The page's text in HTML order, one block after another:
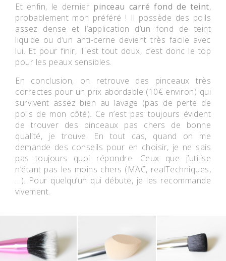
Et enfin, le dernier pinceau carré fond de teint,
probablement mon préféré ! Il possède des poils
assez dense et l’application d’un fond de teint
liquide ou d’un anti-cerne devient très facile avec
lui. Et pour finir, il est tout doux, c’est donc le top
pour les peaux sensibles.
En conclusion, on retrouve des pinceaux très
correctes pour un prix abordable (10€ environ) qui
survivent assez bien au lavage (pas de perte de
poils de mon côté). Ce n’est pas toujours évident
de trouver des pinceaux pas chers de bonne
qualité, je trouve. En tout cas, quand on me
demande des conseils pour en choisir, je ne sais
pas toujours quoi répondre. Ceux que j’utilise
n’étant pas les moins chers (MAC, realTechniques,
…). Pour quelqu’un qui débute, je les recommande
vivement.